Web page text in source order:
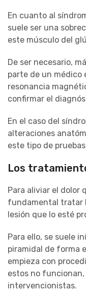
En cuanto al
suele ser una
este músculo del
De ser necesario,
parte de un médico
resonancia
confirmar el
En el caso del
alteraciones
este tipo de
Los
Para aliviar el dolor
fundamental tratar
lesión que lo esté
Para ello, se suele
piramidal de forma
empieza con
estos no
intervencionistas.